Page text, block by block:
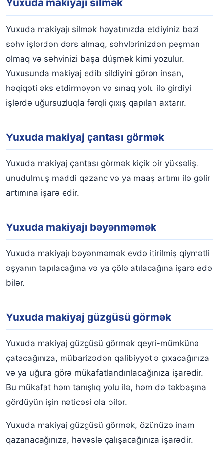
Yuxuda makiyajı silmək
Yuxuda makiyajı silmək həyatınızda etdiyiniz bəzi
səhv işlərdən dərs almaq, səhvlərinizdən peşman
olmaq və səhvinizi başa düşmək kimi yozulur.
Yuxusunda makiyaj edib sildiyini görən insan,
həqiqəti əks etdirməyən və sınaq yolu ilə girdiyi
işlərdə uğursuzluqla fərqli çıxış qapıları axtarır.
Yuxuda makiyaj çantası görmək
Yuxuda makiyaj çantası görmək kiçik bir yüksəliş,
unudulmuş maddi qazanc və ya maaş artımı ilə gəlir
artımına işarə edir.
Yuxuda makiyajı bəyənməmək
Yuxuda makiyajı bəyənməmək evdə itirilmiş qiymətli
əşyanın tapılacağına və ya çölə atılacağına işarə edə
bilər.
Yuxuda makiyaj güzgüsü görmək
Yuxuda makiyaj güzgüsü görmək qeyri-mümkünə
çatacağınıza, mübarizədən qalibiyyətlə çıxacağınıza
və ya uğura görə mükafatlandırılacağınıza işarədir.
Bu mükafat həm tanışlıq yolu ilə, həm də təkbaşına
gördüyün işin nəticəsi ola bilər.
Yuxuda makiyaj güzgüsü görmək, özünüzə inam
qazanacağınıza, həvəslə çalışacağınıza işarədir.